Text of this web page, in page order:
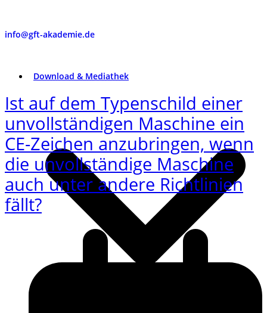
info@gft-akademie.de
Download & Mediathek
Ist auf dem Typenschild einer
unvollständigen Maschine ein
CE-Zeichen anzubringen, wenn
die unvollständige Maschine
auch unter andere Richtlinien
fällt?